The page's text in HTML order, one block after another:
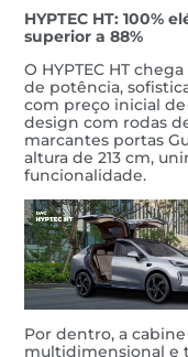
HYPTEC HT: 100%
superior a 88%
O HYPTEC HT
de potência,
com preço inicial
design com rodas
marcantes portas
altura de 213 cm,
funcionalidade.
Por dentro, a
multidimensional e